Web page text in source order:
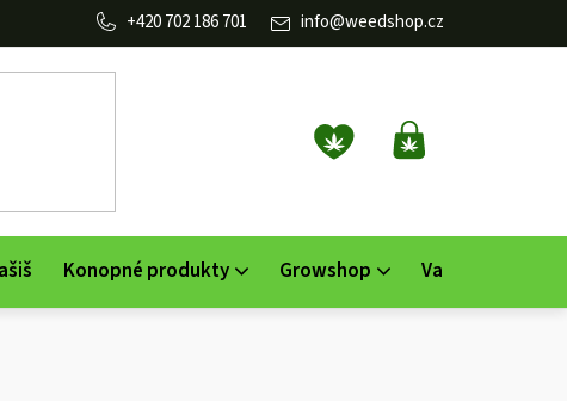
info@weedshop.cz
702 186 701
NÁKUPNÍ
KOŠÍK
Konopné produkty Growshop Vaporizéry